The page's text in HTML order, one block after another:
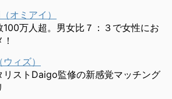
オミアイ）
100万人超。男女比７：３で女性にお
ィズ）
リストDaigo監修の新感覚マッチング